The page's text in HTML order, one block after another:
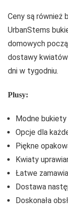
Ceny są również
UrbanStems
domowych
dostawy
dni w tygodniu.
Plusy:
Modne bukiety
Opcje dla
Piękne
Kwiaty
Łatwe
Dostawa
Doskonała